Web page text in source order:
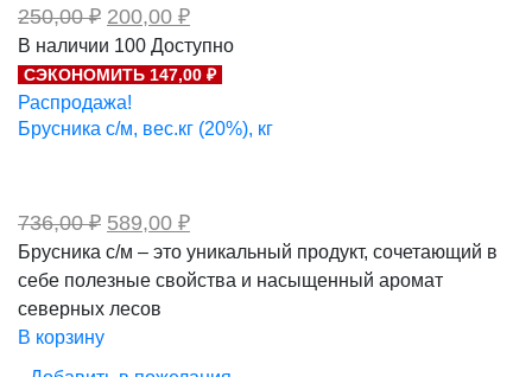
250,00₽ Первоначальная
цена
составляла
250,00 ₽.
200,00 ₽Текущая
200,00 ₽.
В наличии 100 Доступно
СЭКОНОМИТЬ 147,00 ₽
Распродажа!
Брусника с/м, вес.кг (20%), кг
736,00₽ Первоначальная
цена
составляла
736,00 ₽.
589,00 ₽Текущая
589,00 ₽.
Брусника с/м – это уникальный продукт, сочетающий в
себе полезные свойства и насыщенный аромат
северных лесов
В корзину